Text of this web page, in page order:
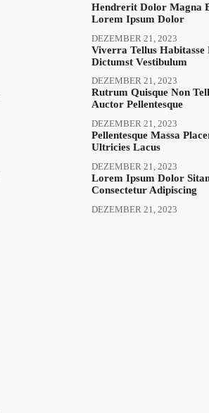
Hendrerit Dolor Magna
Lorem Ipsum Dolor
DEZEMBER 21, 2023
Viverra Tellus Habitasse
Dictumst Vestibulum
DEZEMBER 21, 2023
Rutrum Quisque Non
Auctor Pellentesque
DEZEMBER 21, 2023
Pellentesque Massa
Ultricies Lacus
DEZEMBER 21, 2023
Lorem Ipsum Dolor
Consectetur Adipiscing
DEZEMBER 21, 2023